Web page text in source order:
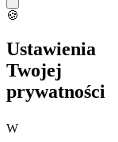
🍪
Ustawienia
Twojej
prywatności
W